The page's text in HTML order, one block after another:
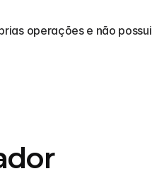
operações e não possui